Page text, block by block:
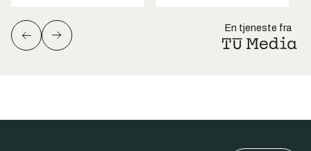
En tjeneste fra